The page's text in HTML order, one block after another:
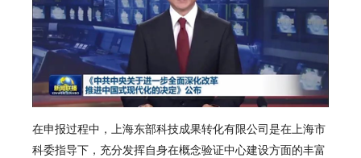
在申报过程中，上海东部科技成果转化有限公司是在上海市
科委指导下，充分发挥自身在概念验证中心建设方面的丰富